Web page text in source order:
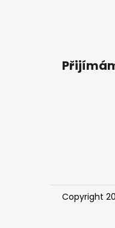
Copyright